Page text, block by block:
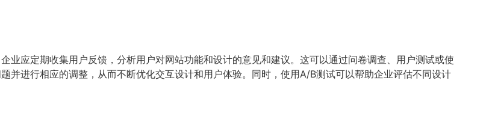
业应定期收集用户反馈，分析用户对网站功能和设计的意见和建议。这可以通过问卷调查、用户测试或使
并进行相应的调整，从而不断优化交互设计和用户体验。同时，使用A/B测试可以帮助企业评估不同设计